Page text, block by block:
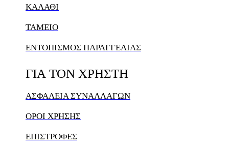
ΚΑΛΆΘΙ
ΤΑΜΕΙΟ
ΕΝΤΟΠΙΣΜΟΣ ΠΑΡΑΓΓΕΛΙΑΣ
ΓΙΑ ΤΟΝ ΧΡΗΣΤΗ
ΑΣΦΑΛΕΙΑ ΣΥΝΑΛΛΑΓΩΝ
ΟΡΟΙ ΧΡΗΣΗΣ
ΕΠΙΣΤΡΟΦΕΣ